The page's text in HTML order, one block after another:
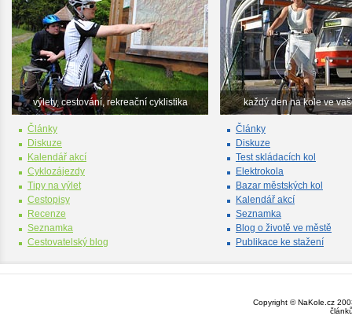
výlety, cestování, rekreační cyklistika
Články
Diskuze
Kalendář akcí
Cyklozájezdy
Tipy na výlet
Cestopisy
Recenze
Seznamka
Cestovatelský blog
každý den na kole ve
Články
Diskuze
Test skládacích kol
Elektrokola
Bazar městských kol
Kalendář akcí
Seznamka
Blog o životě ve městě
Publikace ke stažení
Copyright © NaKole.cz